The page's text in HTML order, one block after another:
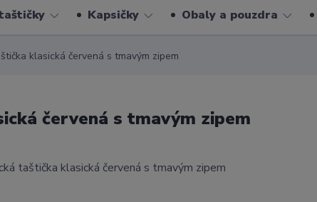
Kapsičky Obaly a pouzdra
klasická červená s tmavým zipem
červená s tmavým zipem